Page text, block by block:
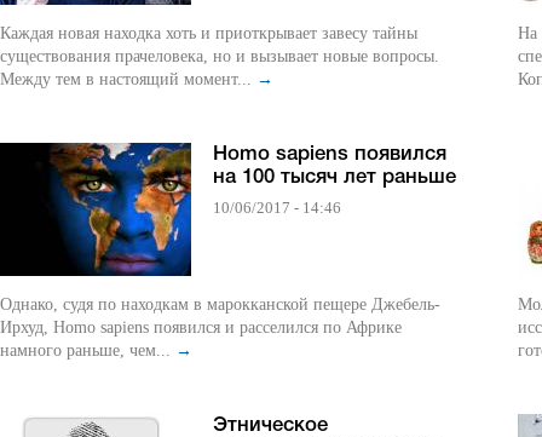
Каждая новая находка хоть и приоткрывает завесу тайны
существования прачеловека, но и вызывает новые вопросы.
Между тем в настоящий момент... →
Homo sapiens появился
на 100 тысяч лет раньше
10/06/2017 - 14:46
Однако, судя по находкам в марокканской пещере Джебель-
Ирхуд, Homo sapiens появился и расселился по Африке
намного раньше, чем... →
Этническое
На